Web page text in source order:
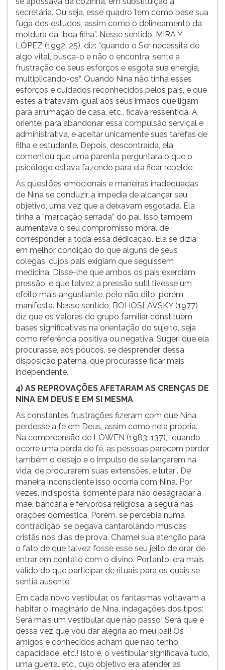
secretária. Ou seja, esse quadro tem como base sua
fuga dos estudos, assim como o delineamento da
moldura da “boa filha”. Nesse sentido, MIRA Y
LÓPEZ (1992: 25), diz: “quando o Ser necessita de
algo vital, busca-o e não o encontra, sente a
frustração de seus esforços e esgota sua energia,
multiplicando-os”. Quando Nina não tinha esses
esforços e cuidados reconhecidos pelos pais, e que
estes a tratavam igual aos seus irmãos que ligam
para arrumação de casa, etc., ficava ressentida. A
orientei para abandonar essa compulsão serviçal e
administrativa, e aceitar unicamente suas tarefas de
filha e estudante. Depois, descontraída, ela
comentou que uma parenta perguntara o que o
psicólogo estava fazendo para ela ficar rebelde.
As questões emocionais e maneiras inadequadas
de Nina se conduzir, a impedia de alcançar seu
objetivo, uma vez que a deixavam esgotada. Ela
tinha a “marcação serrada” do pai. Isso também
aumentava o seu compromisso moral de
corresponder a toda essa dedicação. Ela se dizia
em melhor condição do que alguns de seus
colegas, cujos pais exigiam que seguissem
medicina. Disse-lhe que ambos os pais exerciam
pressão, e que talvez a pressão sutil tivesse um
efeito mais angustiante, pelo não dito, porém
manifesta. Nesse sentido, BOHOSLAVSKY (1977)
diz que os valores do grupo familiar constituem
bases significativas na orientação do sujeito, seja
como referência positiva ou negativa. Sugeri que ela
procurasse, aos poucos, se desprender dessa
disposição paterna, que procurasse ficar mais
independente.
4) AS REPROVAÇÕES AFETARAM AS CRENÇAS DE
NINA EM DEUS E EM SI MESMA
As constantes frustrações fizeram com que Nina
perdesse a fé em Deus, assim como nela própria.
Na compreensão de LOWEN (1983: 137), “quando
ocorre uma perda de fé, as pessoas parecem perder
também o desejo e o impulso de se lançarem na
vida, de procurarem suas extensões, e lutar”. De
maneira inconsciente isso ocorria com Nina. Por
vezes, indisposta, somente para não desagradar à
mãe, bancária e fervorosa religiosa, a seguia nas
orações doméstica. Porém, se percebia numa
contradição, se pegava cantarolando músicas
cristãs nos dias de prova. Chamei sua atenção para
o fato de que talvez fosse esse seu jeito de orar, de
entrar em contato com o divino. Portanto, era mais
válido do que participar de rituais para os quais se
sentia ausente.
Em cada novo vestibular, os fantasmas voltavam a
habitar o imaginário de Nina, indagações dos tipos:
Será mais um vestibular que não passo! Será que é
dessa vez que vou dar alegria ao meu pai! Os
amigos e conhecidos acham que não tenho
capacidade, etc.! Isto é, o vestibular significava tudo,
uma guerra. etc., cujo objetivo era atender as